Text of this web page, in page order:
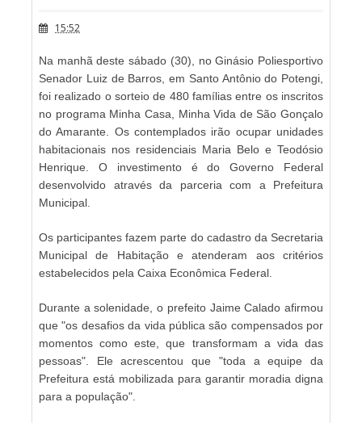
15:52
Na manhã deste sábado (30), no Ginásio Poliesportivo
Senador Luiz de Barros, em Santo Antônio do Potengi,
foi realizado o sorteio de 480 famílias entre os inscritos
no programa Minha Casa, Minha Vida de São Gonçalo
do Amarante. Os contemplados irão ocupar unidades
habitacionais nos residenciais Maria Belo e Teodósio
Henrique. O investimento é do Governo Federal
desenvolvido através da parceria com a Prefeitura
Municipal.
Os participantes fazem parte do cadastro da Secretaria
Municipal de Habitação e atenderam aos critérios
estabelecidos pela Caixa Econômica Federal.
Durante a solenidade, o prefeito Jaime Calado afirmou
que "os desafios da vida pública são compensados por
momentos como este, que transformam a vida das
pessoas". Ele acrescentou que "toda a equipe da
Prefeitura está mobilizada para garantir moradia digna
para a população".